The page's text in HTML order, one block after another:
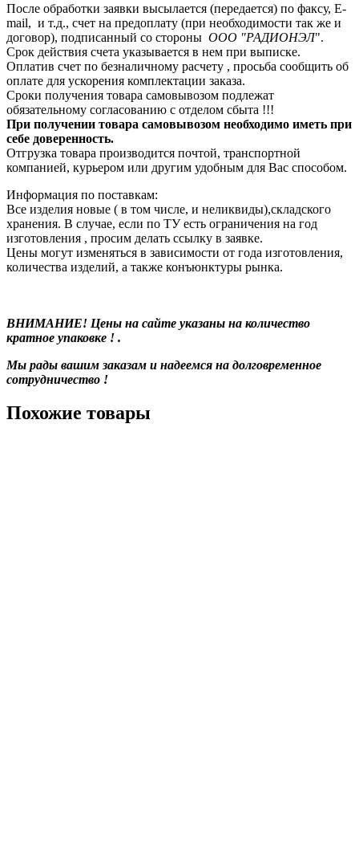
После обработки заявки высылается (передается) по факсу, E-
mail, и т.д., счет на предоплату (при необходимости так же и
договор), подписанный со стороны ООО "РАДИОНЭЛ".
Срок действия счета указывается в нем при выписке.
Оплатив счет по безналичному расчету , просьба сообщить об
оплате для ускорения комплектации заказа.
Сроки получения товара самовывозом подлежат
обязательному согласованию с отделом сбыта !!!
При получении товара самовывозом необходимо иметь при
себе доверенность.
Отгрузка товара производится почтой, транспортной
компанией, курьером или другим удобным для Вас способом.
Информация по поставкам:
Все изделия новые ( в том числе, и неликвиды),складского
хранения. В случае, если по ТУ есть ограничения на год
изготовления , просим делать ссылку в заявке.
Цены могут изменяться в зависимости от года изготовления,
количества изделий, а также конъюнктуры рынка.
ВНИМАНИЕ! Цены на сайте указаны на количество
кратное упаковке ! .
Мы рады вашим заказам и надеемся на долговременное
сотрудничество !
Похожие товары